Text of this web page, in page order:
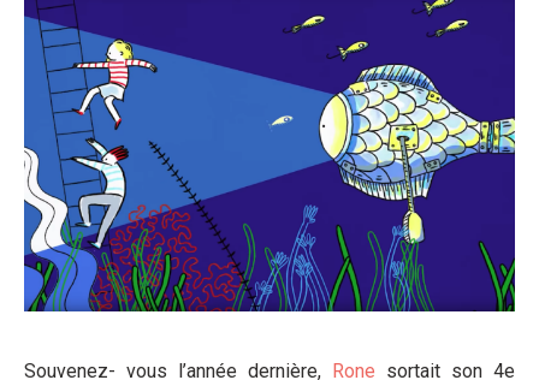
Souvenez- vous l’année dernière, Rone sortait son 4e